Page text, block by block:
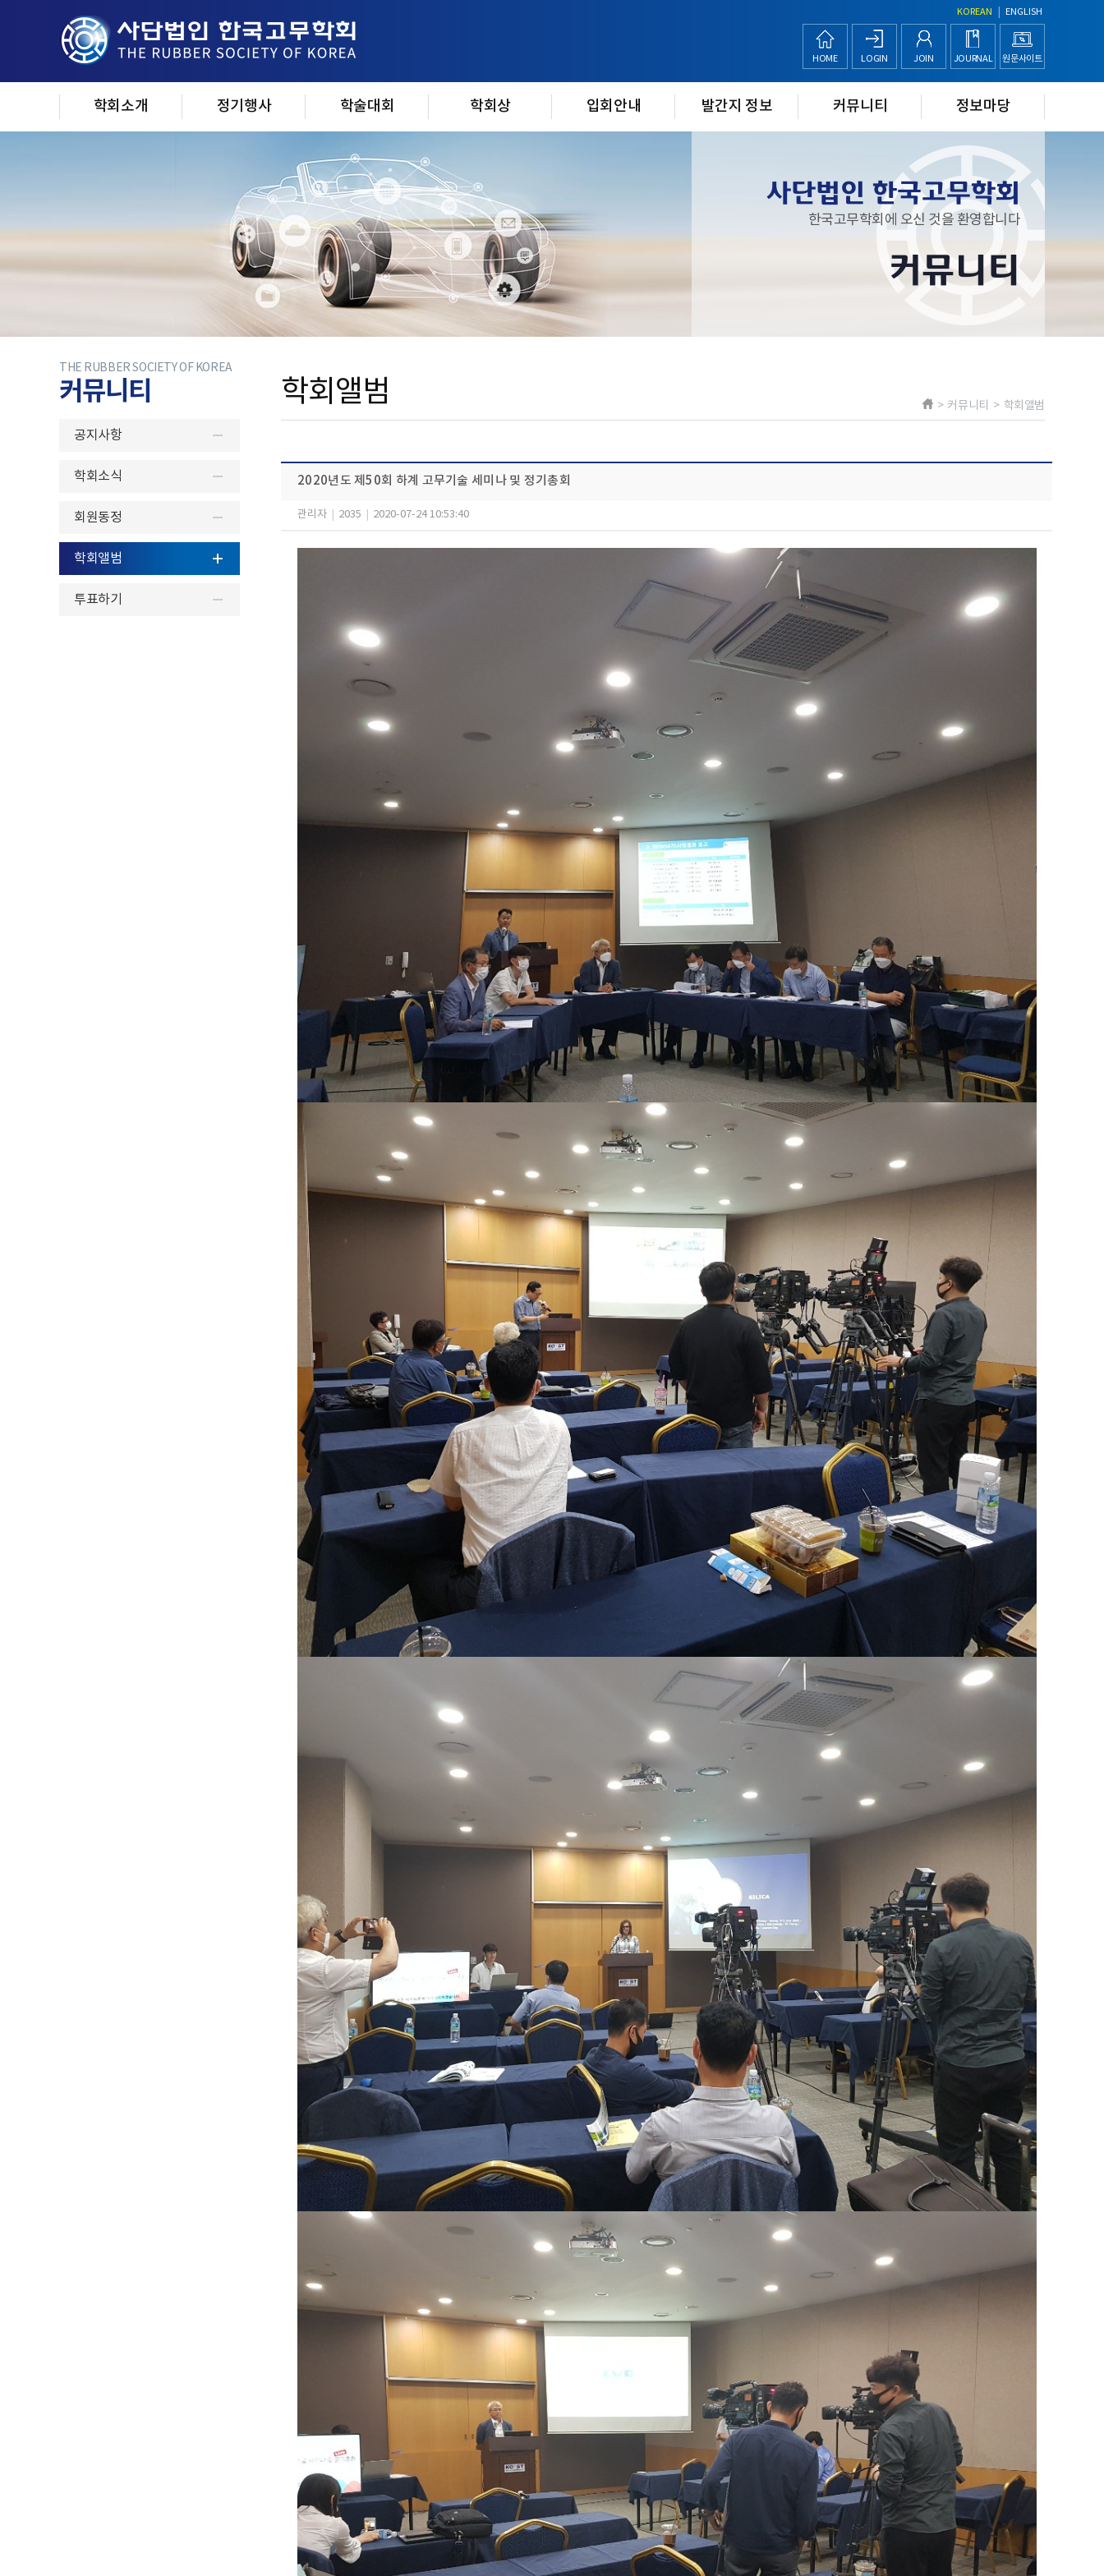
KOREAN ENGLISH
HOME LOGIN JOIN JOURNAL 원문사이트
학회소개 정기행사 학술대회 학회상 입회안내 발간지 정보 커뮤니티 정보마당
사단법인 한국고무학회
한국고무학회에 오신 것을 환영합니다
커뮤니티
THE RUBBER SOCIETY OF KOREA
커뮤니티
공지사항
학회소식
회원동정
학회앨범
투표하기
학회앨범 > 커뮤니티 > 학회앨범
2020년도 제50회 하계 고무기술 세미나 및 정기총회
관리자 2035 2020-07-24 10:53:40